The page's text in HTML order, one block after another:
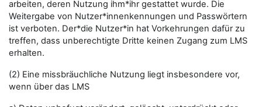
arbeiten, deren Nutzung ihm*ihr gestattet wurde. Die
Weitergabe von Nutzer*innenkennungen und Passwörtern
ist verboten. Der*die Nutzer*in hat Vorkehrungen dafür zu
treffen, dass unberechtigte Dritte keinen Zugang zum LMS
erhalten.
(2) Eine missbräuchliche Nutzung liegt insbesondere vor,
wenn über das LMS